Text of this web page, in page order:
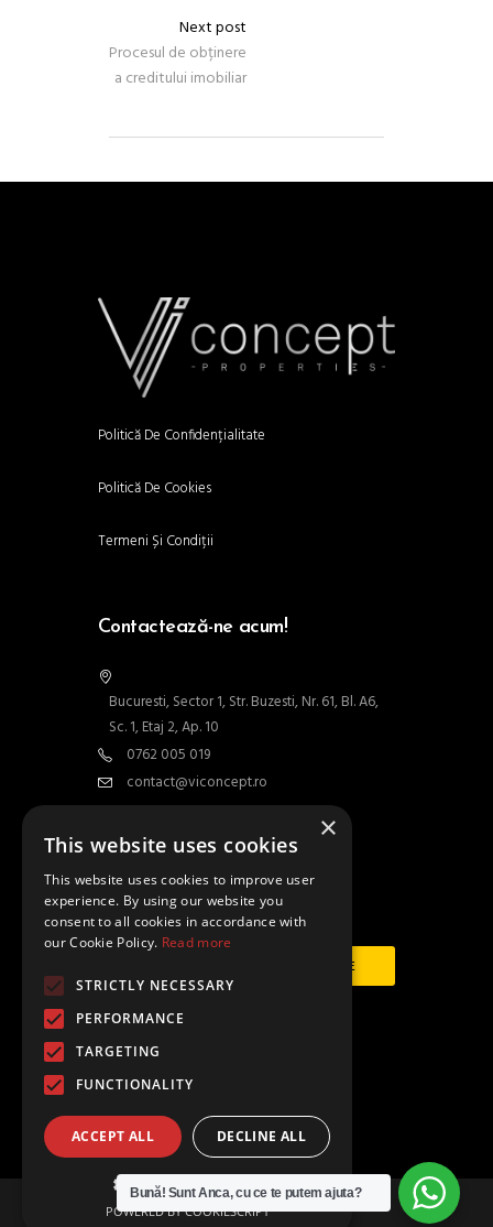
Next post
Procesul de obținere
a creditului imobiliar
Politică De Confidențialitate
Politică De Cookies
Termeni Și Condiții
Contactează-ne acum!
Bucuresti, Sector 1, Str. Buzesti, Nr. 61, Bl. A6,
Sc. 1, Etaj 2, Ap. 10
0762 005 019
contact@viconcept.ro
Contact
Abonează-te la newsletter
Urmăriți-ne și pe:
Copyright © ViConcept 2024
Bună! Sunt Anca, cu ce te putem ajuta?
×
This website uses cookies
This website uses cookies to improve user
experience. By using our website you
consent to all cookies in accordance with
our Cookie Policy. Read more
STRICTLY NECESSARY
PERFORMANCE
TARGETING
FUNCTIONALITY
ACCEPT ALL DECLINE ALL
SHOW DETAILS
POWERED BY COOKIESCRIPT